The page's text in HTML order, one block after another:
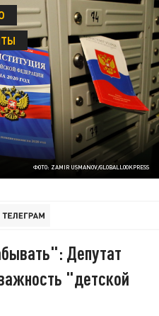
ФОТО: ZAMIR USMANOV/GLOBALLOOKPRESS
Депутат
"детской